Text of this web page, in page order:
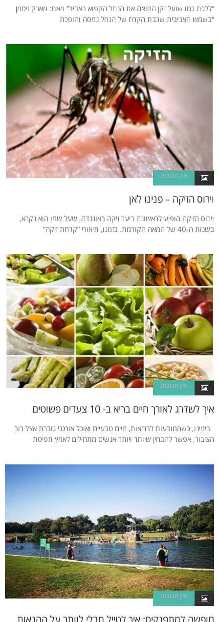
“ללכת כמו שועל זקן החוצה את הנחל הקפוא באביב” מאת: מארק ויסמן
“בשמש האביבית שכבת הקרח של הנחל נמסה והופכת
אין תגובות
וירוס הזיקה – פנינו לאן
וירוס הזיקה הופיע לראשונה ביער זיקה באוגנדה, שעל שמו הוא נקרא,
בשנות ה-40 של המאה הקודמת. בזמנו, תיאורי “קדחת זיקה”
אין תגובות
איך לשדרג לאורך חיים בריא ב- 10 צעדים פשוטים
בימינו, כשהמודעות לבריאות, חיים טבעיים ואוכל אורגני גוברת אצל רוב
הציבור, אפשר להבחין שיותר ויותר אנשים מתחילים לאמץ תפיסת
אין תגובות